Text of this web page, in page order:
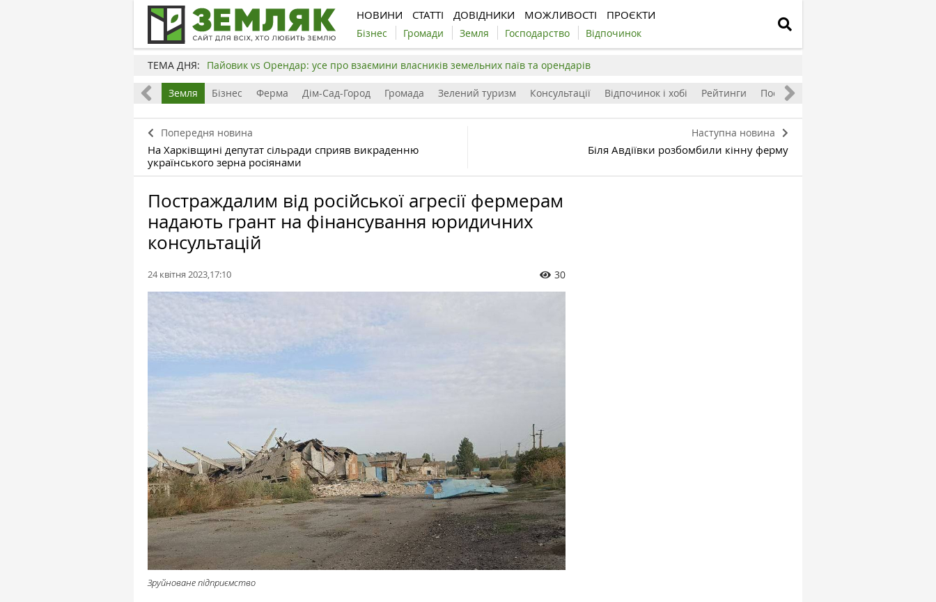
НОВИНИ СТАТТІ ДОВІДНИКИ МОЖЛИВОСТІ ПРОЄКТИ
Бізнес Громади Земля Господарство Відпочинок
ТЕМА ДНЯ: Пайовик vs Орендар: усе про взаємини власників земельних паїв та орендарів
Все Земля Бізнес Ферма Дім-Сад-Город Громада Зелений туризм Консультації Відпочинок і хобі Рейтинги Посівний календар
Попередня новина
На Харківщині депутат сільради сприяв викраденню
українського зерна росіянами
Наступна новина
Біля Авдіївки розбомбили кінну ферму
Постраждалим від російської агресії фермерам
надають грант на фінансування юридичних
консультацій
24 квітня 2023,17:10 30
Зруйноване підприємство